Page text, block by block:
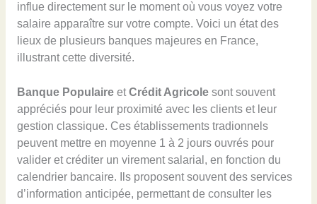
influe directement sur le moment où vous voyez votre
salaire apparaître sur votre compte. Voici un état des
lieux de plusieurs banques majeures en France,
illustrant cette diversité.
Banque PopulaireetCrédit Agricolesont souvent
appréciés pour leur proximité avec les clients et leur
gestion classique. Ces établissements tradionnels
peuvent mettre en moyenne 1 à 2 jours ouvrés pour
valider et créditer un virement salarial, en fonction du
calendrier bancaire. Ils proposent souvent des services
d’information anticipée, permettant de consulter les